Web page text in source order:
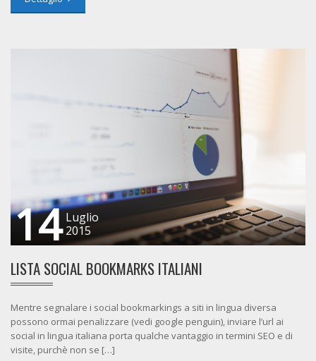
14 Luglio
2015
LISTA SOCIAL BOOKMARKS ITALIANI
Mentre segnalare i social bookmarkings a siti in lingua diversa
possono ormai penalizzare (vedi google penguin), inviare l’url ai
social in lingua italiana porta qualche vantaggio in termini SEO e di
visite, purchè non se […]